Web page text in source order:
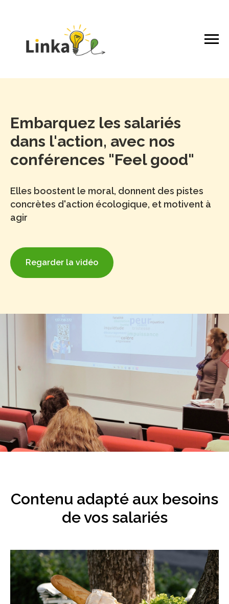
Embarquez les salariés
dans l'action, avec nos
conférences "Feel good"
Elles boostent le moral, donnent des pistes
concrètes d'action écologique, et motivent à
agir
Regarder la vidéo
Contenu adapté aux besoins
de vos salariés